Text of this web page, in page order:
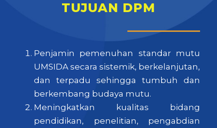
TUJUAN DPM
Penjamin pemenuhan standar mutu
UMSIDA secara sistemik, berkelanjutan,
dan terpadu sehingga tumbuh dan
berkembang budaya mutu.
Meningkatkan kualitas bidang
pendidikan, penelitian, pengabdian